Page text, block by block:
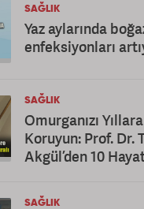
SAĞLIK
Yaz aylarında
enfeksiyonları
SAĞLIK
Omurganızı
Koruyun: Prof. Dr.
Akgül’den 10
SAĞLIK